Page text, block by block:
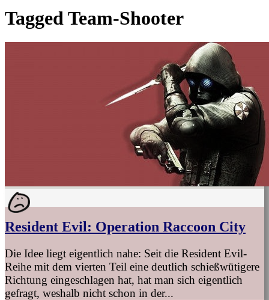
Tagged Team-Shooter
Resident Evil: Operation Raccoon City
Die Idee liegt eigentlich nahe: Seit die Resident Evil-
Reihe mit dem vierten Teil eine deutlich schießwütigere
Richtung eingeschlagen hat, hat man sich eigentlich
gefragt, weshalb nicht schon in der...